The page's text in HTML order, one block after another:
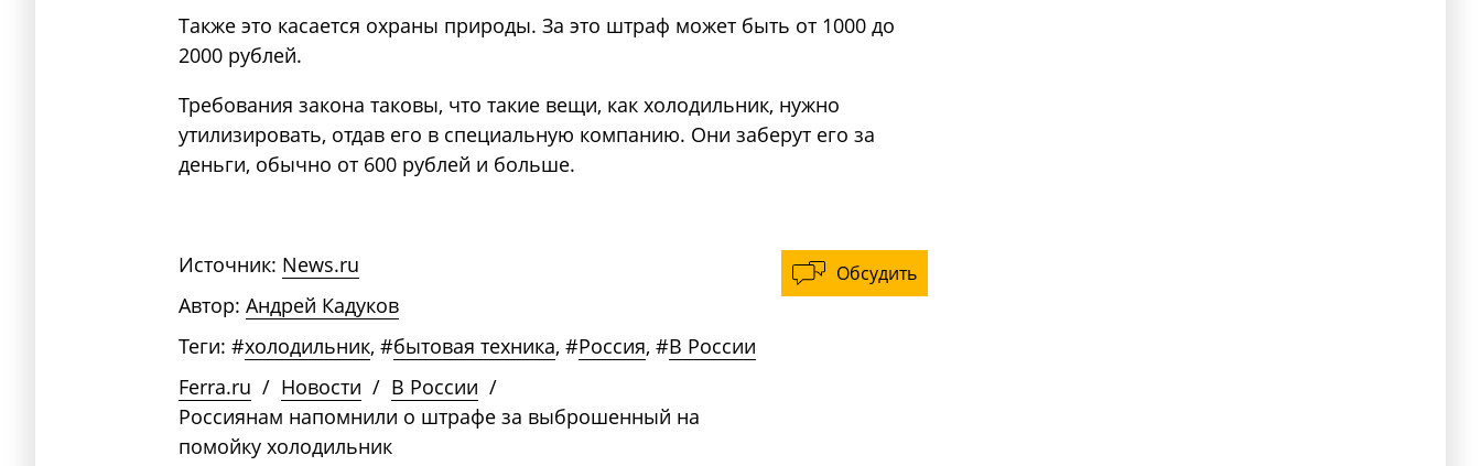
Также это касается охраны природы. За это штраф может быть от 1000 до
2000 рублей.
Требования закона таковы, что такие вещи, как холодильник, нужно
утилизировать, отдав его в специальную компанию. Они заберут его за
деньги, обычно от 600 рублей и больше.
Обсудить
Источник: News.ru
Автор: Андрей Кадуков
Теги: #холодильник, #бытовая техника, #Россия, #В России
Ferra.ru / Новости / В России /
Россиянам напомнили о штрафе за выброшенный на
помойку холодильник